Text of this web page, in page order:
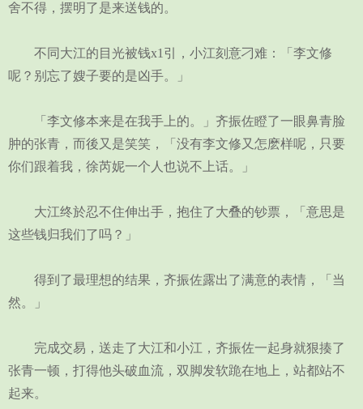
舍不得，摆明了是来送钱的。
不同大江的目光被钱x1引，小江刻意刁难：「李文修
呢？别忘了嫂子要的是凶手。」
「李文修本来是在我手上的。」齐振佐瞪了一眼鼻青脸
肿的张青，而後又是笑笑，「没有李文修又怎麽样呢，只要
你们跟着我，徐芮妮一个人也说不上话。」
大江终於忍不住伸出手，抱住了大叠的钞票，「意思是
这些钱归我们了吗？」
得到了最理想的结果，齐振佐露出了满意的表情，「当
然。」
完成交易，送走了大江和小江，齐振佐一起身就狠揍了
张青一顿，打得他头破血流，双脚发软跪在地上，站都站不
起来。